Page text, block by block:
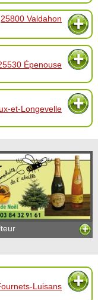
25800 Valdahon
Épenouse
et-Longevelle
Luisans